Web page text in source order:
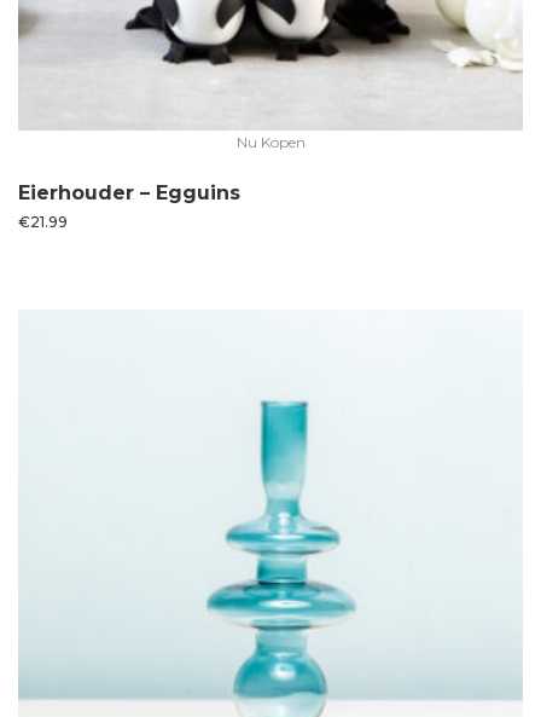
Nu Kopen
Eierhouder – Egguins
€21.99